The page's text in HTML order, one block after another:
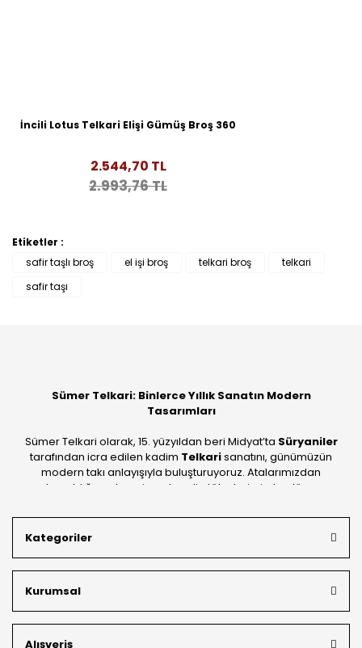
İncili Lotus Telkari Elişi Gümüş Broş 360
2.544,70 TL
2.993,76 TL
Etiketler :
safir taşlı broş
el işi broş telkari broş
telkari
safir taşı
Sümer Telkari: Binlerce Yıllık Sanatın Modern
Tasarımları
Sümer Telkari olarak, 15. yüzyıldan beri Midyat’ta Süryaniler
tarafından icra edilen kadim Telkarisanatını, günümüzün
modern takı anlayışıyla buluşturuyoruz. Atalarımızdan
devraldığımız bu mirası; kendi atölyelerimizde, dünya
Mardin’in tarihi dokusunu yansıtan geleneksel işlemeleri, her
bütçeye uygun
müşterilerimizin özel siparişlerini benzersiz bir titizlikle
hazırlıyor; köklü geçmişimizi geleceğin takı modasına
güvenle taşıyoruz.
Kategoriler
Kurumsal
Alışveriş